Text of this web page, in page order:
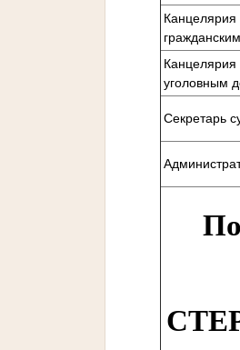
Канцелярия
Канцелярия
уголовным
Секретарь